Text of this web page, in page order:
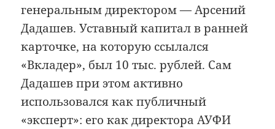
генеральным директором — Арсений
Дадашев. Уставный капитал в ранней
карточке, на которую ссылался
«Вкладер», был 10 тыс. рублей. Сам
Дадашев при этом активно
использовался как публичный
«эксперт»: его как директора АУФИ